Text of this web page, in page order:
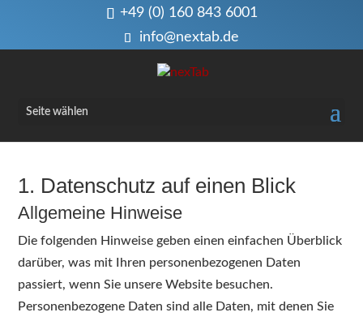
+49 (0) 160 843 6001
info@nextab.de
Seite wählen
1. Datenschutz auf einen Blick
Allgemeine Hinweise
Die folgenden Hinweise geben einen einfachen Überblick
darüber, was mit Ihren personenbezogenen Daten
passiert, wenn Sie unsere Website besuchen.
Personenbezogene Daten sind alle Daten, mit denen Sie